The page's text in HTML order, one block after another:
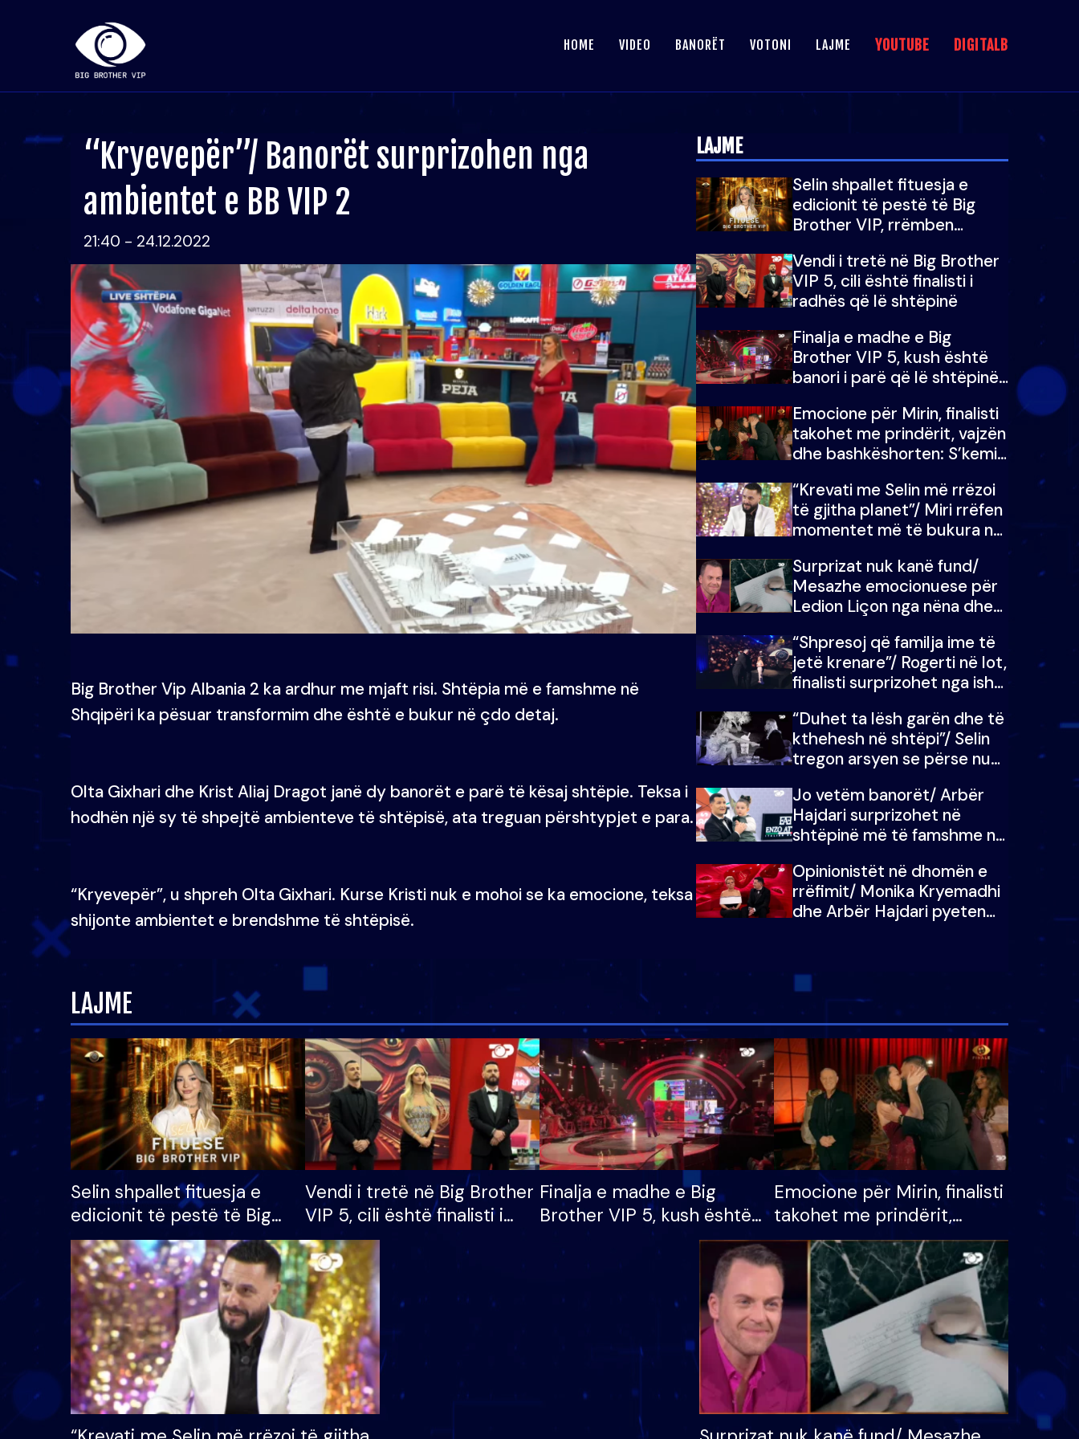
HOME VIDEO BANORËT VOTONI LAJME YOUTUBE DIGITALB
“Kryevepër”/ Banorët surprizohen nga
ambientet e BB VIP 2
21:40 - 24.12.2022
Big Brother Vip Albania 2 ka ardhur me mjaft risi. Shtëpia më e famshme në
Shqipëri ka pësuar transformim dhe është e bukur në çdo detaj.
Olta Gixhari dhe Krist Aliaj Dragot janë dy banorët e parë të kësaj shtëpie. Teksa i
hodhën një sy të shpejtë ambienteve të shtëpisë, ata treguan përshtypjet e para.
“Kryevepër”, u shpreh Olta Gixhari. Kurse Kristi nuk e mohoi se ka emocione, teksa
shijonte ambientet e brendshme të shtëpisë.
LAJME
Selin shpallet fituesja e
edicionit të pestë të Big
Brother VIP, rrëmben
mijë eurosh
Vendi i tretë në Big Brother
VIP 5, cili është finalisti i
radhës që lë shtëpinë
Finalja e madhe e Big
Brother VIP 5, kush është
banori i parë që lë shtëpinë
fituar çmimin e madh
Emocione për Mirin, finalisti
takohet me prindërit, vajzën
dhe bashkëshorten: S’kemi
“Krevati me Selin më rrëzoi
të gjitha planet”/ Miri rrëfen
momentet më të bukura në
mungojë zilja e mëngjesit
kur…
Surprizat nuk kanë fund/
Mesazhe emocionuese për
Ledion Liçon nga nëna dhe
i mban dot lotët: Nuk
meritoj…
“Shpresoj që familja ime të
jetë krenare”/ Rogerti në lot,
finalisti surprizohet nga ish-
“Duhet ta lësh garën dhe të
kthehesh në shtëpi”/ Selin
tregon arsyen se përse nuk
Doja ta çoja luftën time deri
në fund
Jo vetëm banorët/ Arbër
Hajdari surprizohet në
shtëpinë më të famshme në
me vajzën e tij
Opinionistët në dhomën e
rrëfimit/ Monika Kryemadhi
dhe Arbër Hajdari pyeten
LAJME
Selin shpallet fituesja e
edicionit të pestë të Big
Brother VIP, rrëmben
çmimin e madh prej 100
mijë eurosh
Vendi i tretë në Big Brother
VIP 5, cili është finalisti i
radhës që lë shtëpinë
Finalja e madhe e Big
Brother VIP 5, kush është
banori i parë që lë shtëpinë
dhe humb mundësinë për
të fituar çmimin e madh
Emocione për Mirin, finalisti
takohet me prindërit,
vajzën dhe bashkëshorten:
S’kemi ndonjë letër divorci
apo jo?